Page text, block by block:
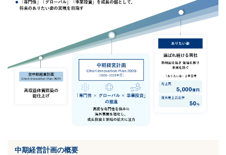
中期経営計画の概要